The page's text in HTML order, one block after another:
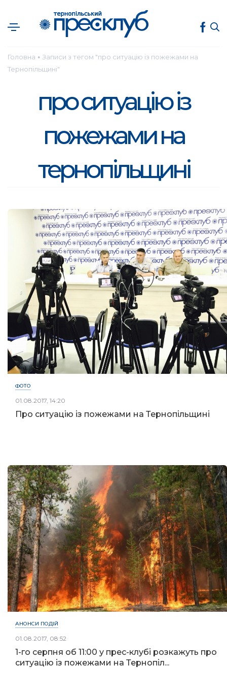
Головна ● Записи з тегом "про ситуацію із пожежами на
Тернопільщині"
про ситуацію із
пожежами на
тернопільщині
ФОТО
01.08.2017, 14:20
Про ситуацію із пожежами на Тернопільщині
АНОНСИ ПОДІЙ
01.08.2017, 08:52
1-го серпня об 11:00 у прес-клубі розкажуть про
ситуацію із пожежами на Тернопіл...